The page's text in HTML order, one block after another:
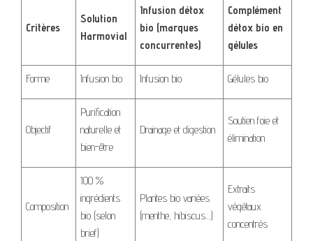
Critères
Solution
Harmovial
Infusion détox
bio (marques
concurrentes)
Complément
détox bio en
gélules
Forme Infusion bio Infusion bio Gélules bio
Objectif
Purification
naturelle et
bien-être
Drainage et digestion
Soutien foie et
élimination
Composition
100 %
ingrédients
bio (selon
brief)
Plantes bio variées
(menthe, hibiscus…)
Extraits
végétaux
concentrés